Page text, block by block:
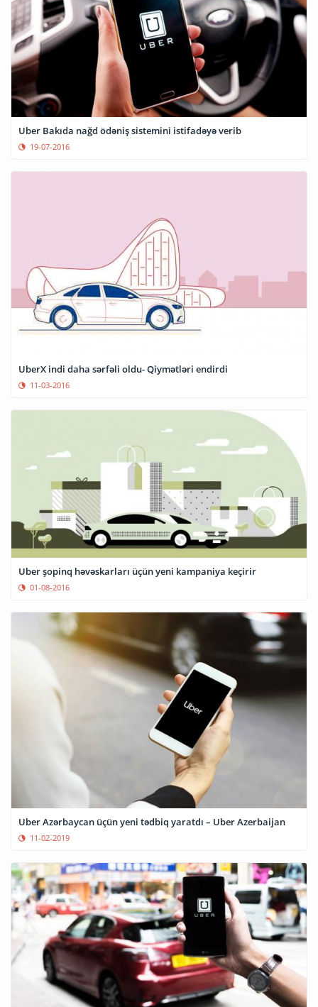
Uber Bakıda nağd ödəniş sistemini istifadəyə verib
19-07-2016
UberX indi daha sərfəli oldu- Qiymətləri endirdi
11-03-2016
Uber şopinq həvəskarları üçün yeni kampaniya keçirir
01-08-2016
Uber Azərbaycan üçün yeni tədbiq yaratdı – Uber Azerbaijan
11-02-2019